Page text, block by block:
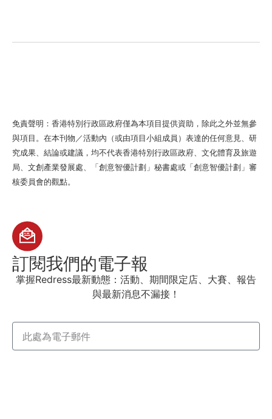
免責聲明：香港特別行政區政府僅為本項目提供資助，除此之外並無參
與項目。在本刊物／活動內（或由項目小組成員）表達的任何意見、研
究成果、結論或建議，均不代表香港特別行政區政府、文化體育及旅遊
局、文創產業發展處、「創意智優計劃」秘書處或「創意智優計劃」審
核委員會的觀點。
訂閱我們的電子報
掌握Redress最新動態：活動、期間限定店、大賽、報告
與最新消息不漏接！